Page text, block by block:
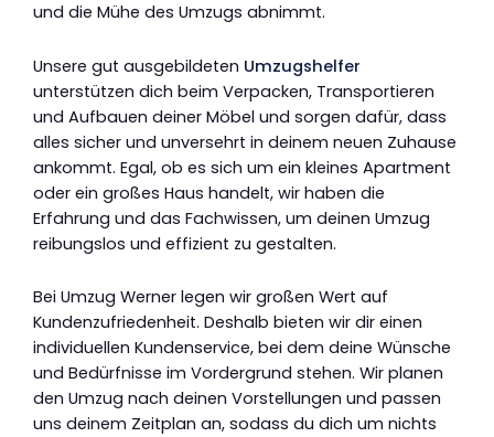
und die Mühe des Umzugs abnimmt.
Unsere gut ausgebildeten Umzugshelfer
unterstützen dich beim Verpacken, Transportieren
und Aufbauen deiner Möbel und sorgen dafür, dass
alles sicher und unversehrt in deinem neuen Zuhause
ankommt. Egal, ob es sich um ein kleines Apartment
oder ein großes Haus handelt, wir haben die
Erfahrung und das Fachwissen, um deinen Umzug
reibungslos und effizient zu gestalten.
Bei Umzug Werner legen wir großen Wert auf
Kundenzufriedenheit. Deshalb bieten wir dir einen
individuellen Kundenservice, bei dem deine Wünsche
und Bedürfnisse im Vordergrund stehen. Wir planen
den Umzug nach deinen Vorstellungen und passen
uns deinem Zeitplan an, sodass du dich um nichts